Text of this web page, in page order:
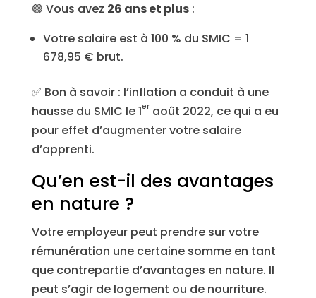
🟢 Vous avez 26 ans et plus:
Votre salaire est à 100 % du SMIC = 1
678,95 € brut.
✅ Bon à savoir : l’inflation a conduit à une
hausse du SMIC le 1er août 2022, ce qui a eu
pour effet d’augmenter votre salaire
d’apprenti.
Qu’en est-il des avantages
en nature ?
Votre employeur peut prendre sur votre
rémunération une certaine somme en tant
que contrepartie d’avantages en nature. Il
peut s’agir de logement ou de nourriture.